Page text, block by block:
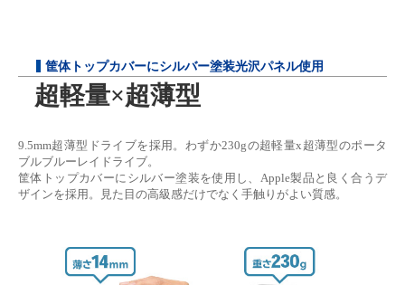
筐体トップカバーにシルバー塗装光沢パネル使用
超軽量×超薄型
9.5mm超薄型ドライブを採用。わずか230gの超軽量x超薄型のポータ
ブルブルーレイドライブ。
筐体トップカバーにシルバー塗装を使用し、Apple製品と良く合うデ
ザインを採用。見た目の高級感だけでなく手触りがよい質感。